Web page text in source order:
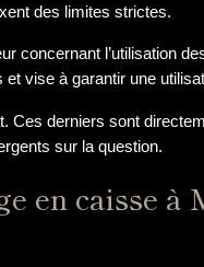
des limites strictes.
concernant l’utilisation
vise à garantir une
Ces derniers sont
sur la question.
en caisse